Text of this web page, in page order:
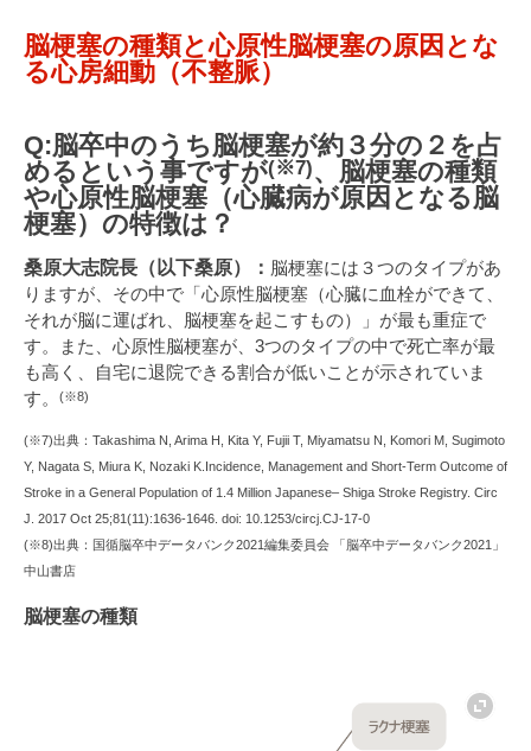
脳梗塞の種類と心原性脳梗塞の原因とな
る心房細動（不整脈）
Q:脳卒中のうち脳梗塞が約３分の２を占
めるという事ですが(※7)、脳梗塞の種類
や心原性脳梗塞（心臓病が原因となる脳
梗塞）の特徴は？
桑原大志院長（以下桑原）： 脳梗塞には３つのタイプがあ
りますが、その中で「心原性脳梗塞（心臓に血栓ができて、
それが脳に運ばれ、脳梗塞を起こすもの）」が最も重症で
す。また、心原性脳梗塞が、3つのタイプの中で死亡率が最
も高く、自宅に退院できる割合が低いことが示されていま
す。
(※8)
(※7)出典：Takashima N, Arima H, Kita Y, Fujii T, Miyamatsu N, Komori M, Sugimoto
Y, Nagata S, Miura K, Nozaki K.Incidence, Management and Short-Term Outcome of
Stroke in a General Population of 1.4 Million Japanese– Shiga Stroke Registry. Circ
J. 2017 Oct 25;81(11):1636-1646. doi: 10.1253/circj.CJ-17-0
(※8)出典：国循脳卒中データバンク2021編集委員会 「脳卒中データバンク2021」
中山書店
脳梗塞の種類